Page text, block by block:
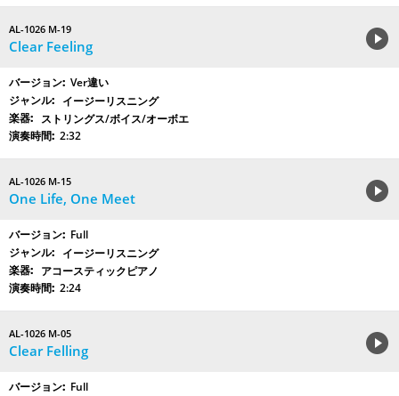
AL-1026 M-19
Clear Feeling
Ver違い
イージーリスニング
ストリングス/ボイス/オーボエ
2:32
AL-1026 M-15
One Life, One Meet
Full
イージーリスニング
アコースティックピアノ
2:24
AL-1026 M-05
Clear Felling
Full